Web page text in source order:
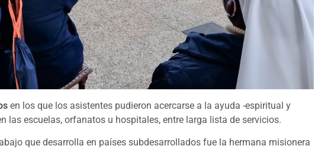
en los que los asistentes pudieron acercarse a la ayuda -espiritual y
las escuelas, orfanatos u hospitales, entre larga lista de servicios.
que desarrolla en países subdesarrollados fue la hermana misionera